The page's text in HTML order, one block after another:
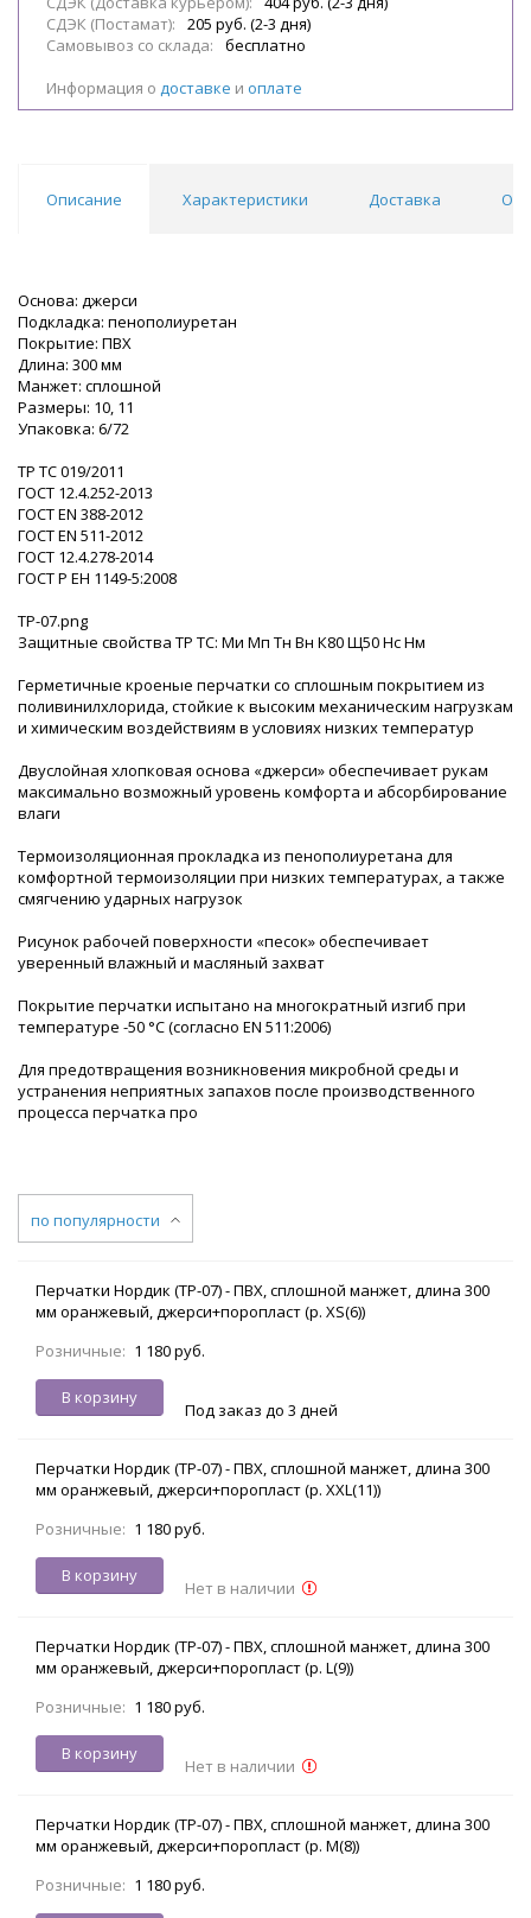
СДЭК (Постамат):
205 руб. (2-3 дня)
Самовывоз со склада:
бесплатно
Информация о доставке и оплате
Описание Характеристики Доставка
Основа: джерси
Подкладка: пенополиуретан
Покрытие: ПВХ
Длина: 300 мм
Манжет: сплошной
Размеры: 10, 11
Упаковка: 6/72
ТР ТС 019/2011
ГОСТ 12.4.252-2013
ГОСТ ЕN 388-2012
ГОСТ EN 511-2012
ГОСТ 12.4.278-2014
ГОСТ Р ЕН 1149-5:2008
TP-07.png
Защитные свойства ТР ТС: Ми Мп Тн Вн К80 Щ50 Нс Нм
Герметичные кроеные перчатки со сплошным покрытием из
поливинилхлорида, стойкие к высоким механическим нагрузкам
и химическим воздействиям в условиях низких температур
Двуслойная хлопковая основа «джерси» обеспечивает рукам
максимально возможный уровень комфорта и абсорбирование
влаги
Термоизоляционная прокладка из пенополиуретана для
комфортной термоизоляции при низких температурах, а также
смягчению ударных нагрузок
Рисунок рабочей поверхности «песок» обеспечивает
уверенный влажный и масляный захват
Покрытие перчатки испытано на многократный изгиб при
температуре -50 °С (согласно EN 511:2006)
Для предотвращения возникновения микробной среды и
устранения неприятных запахов после производственного
процесса перчатка про
по популярности
Перчатки Нордик (ТР-07) - ПВХ, сплошной манжет, длина 300
мм оранжевый, джерси+поропласт (р. XS(6))
Розничные: 1 180 руб.
В корзину
Под заказ до 3 дней
Перчатки Нордик (ТР-07) - ПВХ, сплошной манжет, длина 300
мм оранжевый, джерси+поропласт (р. XXL(11))
Розничные: 1 180 руб.
В корзину
Нет в наличии
Перчатки Нордик (ТР-07) - ПВХ, сплошной манжет, длина 300
мм оранжевый, джерси+поропласт (р. L(9))
Розничные: 1 180 руб.
В корзину
Нет в наличии
Перчатки Нордик (ТР-07) - ПВХ, сплошной манжет, длина 300
мм оранжевый, джерси+поропласт (р. M(8))
Розничные: 1 180 руб.